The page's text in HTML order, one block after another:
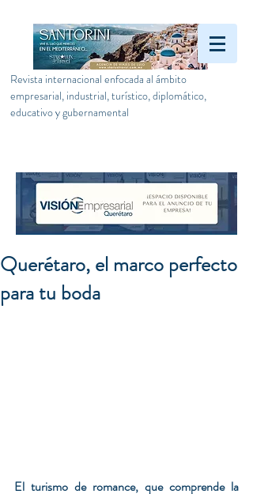
Revista internacional enfocada al ámbito
empresarial, industrial, turístico, diplomático,
educativo y gubernamental
Querétaro, el marco perfecto
para tu boda
El turismo de romance, que comprende la